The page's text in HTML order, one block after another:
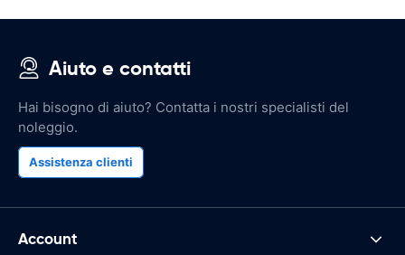
Aiuto e contatti
Hai bisogno di aiuto? Contatta i nostri specialisti del
noleggio.
Assistenza clienti
Account